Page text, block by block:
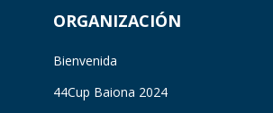
ORGANIZACIÓN
Bienvenida
44Cup Baiona 2024